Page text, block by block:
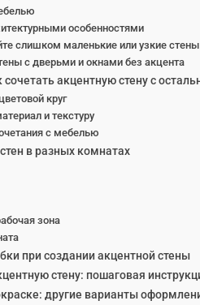
особенностями
слишком маленькие или узкие стены
с дверьми и окнами без акцента
акцентную стену с
круг
и текстуру
с мебелью
в разных комнатах
зона
при создании акцентной стены
стену: пошаговая
другие варианты